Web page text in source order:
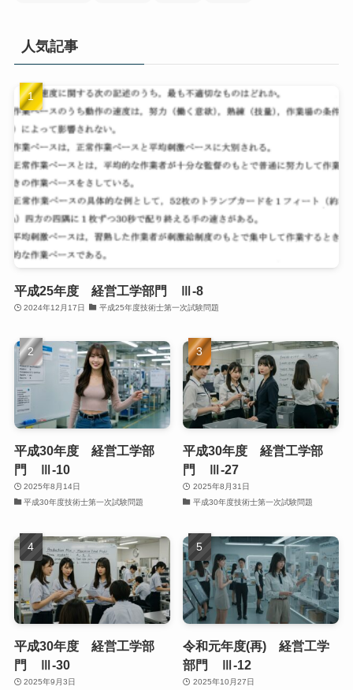
人気記事
平成25年度 経営工学部門 Ⅲ-8
2024年12月17日 平成25年度技術士第一次試験問題
平成30年度 経営工学部
門 Ⅲ-10
2025年8月14日
平成30年度技術士第一次試験問題
平成30年度 経営工学部
門 Ⅲ-27
2025年8月31日
平成30年度技術士第一次試験問題
平成30年度 経営工学部
門 Ⅲ-30
2025年9月3日
令和元年度(再) 経営工学
部門 Ⅲ-12
2025年10月27日